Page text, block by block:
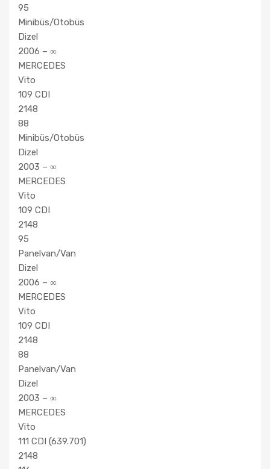
95
Minibüs/Otobüs
Dizel
2006 – ∞
MERCEDES
Vito
109 CDI
2148
88
Minibüs/Otobüs
Dizel
2003 – ∞
MERCEDES
Vito
109 CDI
2148
95
Panelvan/Van
Dizel
2006 – ∞
MERCEDES
Vito
109 CDI
2148
88
Panelvan/Van
Dizel
2003 – ∞
MERCEDES
Vito
111 CDI (639.701)
2148